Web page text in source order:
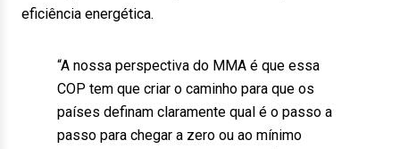
eficiência energética.
“A nossa perspectiva do MMA é que essa
COP tem que criar o caminho para que os
países definam claramente qual é o passo a
passo para chegar a zero ou ao mínimo